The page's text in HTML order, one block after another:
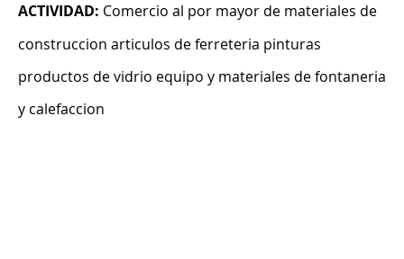
ACTIVIDAD: Comercio al por mayor de materiales de
construccion articulos de ferreteria pinturas
productos de vidrio equipo y materiales de fontaneria
y calefaccion